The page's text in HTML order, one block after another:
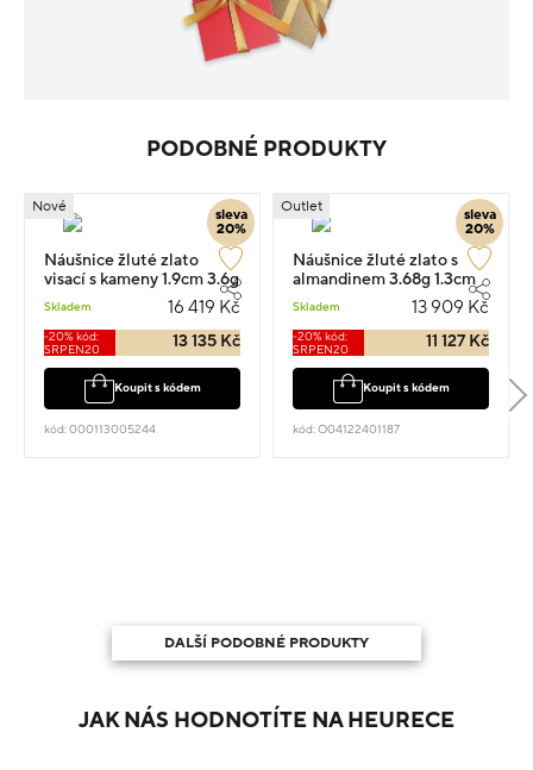
PODOBNÉ PRODUKTY
sleva
20%
Nové
Náušnice žluté zlato
visací s kameny 1.9cm 3.6g
Skladem 16 419 Kč
-20% kód:
SRPEN20
13 135 Kč
Koupit s kódem
kód: 000113005244
sleva
20%
Outlet
Náušnice žluté zlato s
almandinem 3.68g 1.3cm
Skladem 13 909 Kč
-20% kód:
SRPEN20
11 127 Kč
Koupit s kódem
kód: O04122401187
DALŠÍ PODOBNÉ PRODUKTY
JAK NÁS HODNOTÍTE NA HEURECE